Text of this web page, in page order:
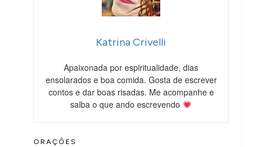
Katrina Crivelli
Apaixonada por espiritualidade, dias
ensolarados e boa comida. Gosta de escrever
contos e dar boas risadas. Me acompanhe e
saiba o que ando escrevendo
ORAÇÕES